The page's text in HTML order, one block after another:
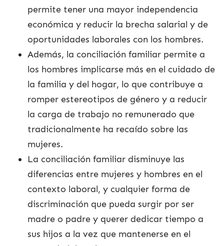
permite tener una mayor independencia
económica y reducir la brecha salarial y de
oportunidades laborales con los hombres.
Además, la conciliación familiar permite a
los hombres implicarse más en el cuidado de
la familia y del hogar, lo que contribuye a
romper estereotipos de género y a reducir
la carga de trabajo no remunerado que
tradicionalmente ha recaído sobre las
mujeres.
La conciliación familiar disminuye las
diferencias entre mujeres y hombres en el
contexto laboral, y cualquier forma de
discriminación que pueda surgir por ser
madre o padre y querer dedicar tiempo a
sus hijos a la vez que mantenerse en el